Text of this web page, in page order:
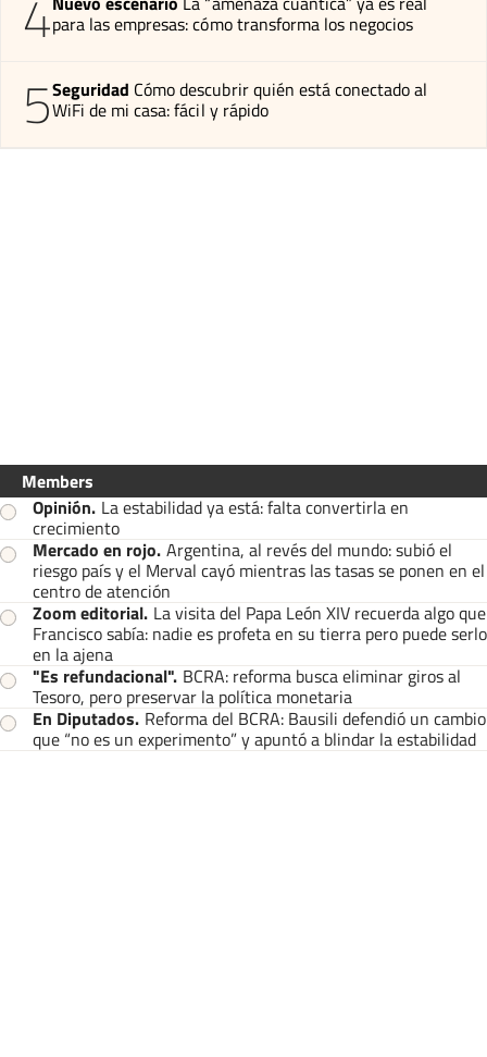
4para las empresas: cómo transforma los negocios
5Seguridad Cómo descubrir quién está conectado al
WiFi de mi casa: fácil y rápido
Members
Opinión. La estabilidad ya está: falta convertirla en
crecimiento
Mercado en rojo. Argentina, al revés del mundo: subió el
riesgo país y el Merval cayó mientras las tasas se ponen en el
centro de atención
Zoom editorial. La visita del Papa León XIV recuerda algo que
Francisco sabía: nadie es profeta en su tierra pero puede serlo
en la ajena
"Es refundacional". BCRA: reforma busca eliminar giros al
Tesoro, pero preservar la política monetaria
En Diputados. Reforma del BCRA: Bausili defendió un cambio
que “no es un experimento” y apuntó a blindar la estabilidad